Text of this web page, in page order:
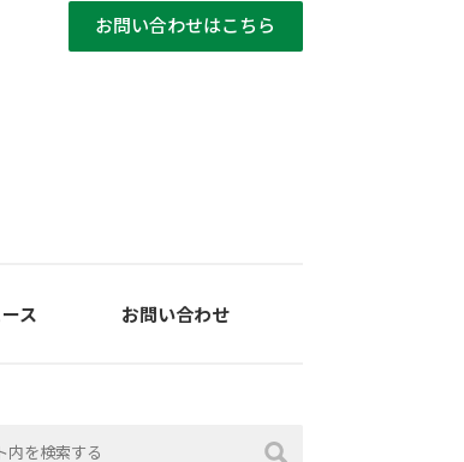
お問い合わせはこちら
ス お問い合わせ